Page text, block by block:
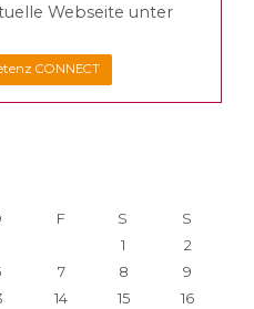
Webseite unter
CONNECT
F S
S
1
2
7 8
9
14 15
16